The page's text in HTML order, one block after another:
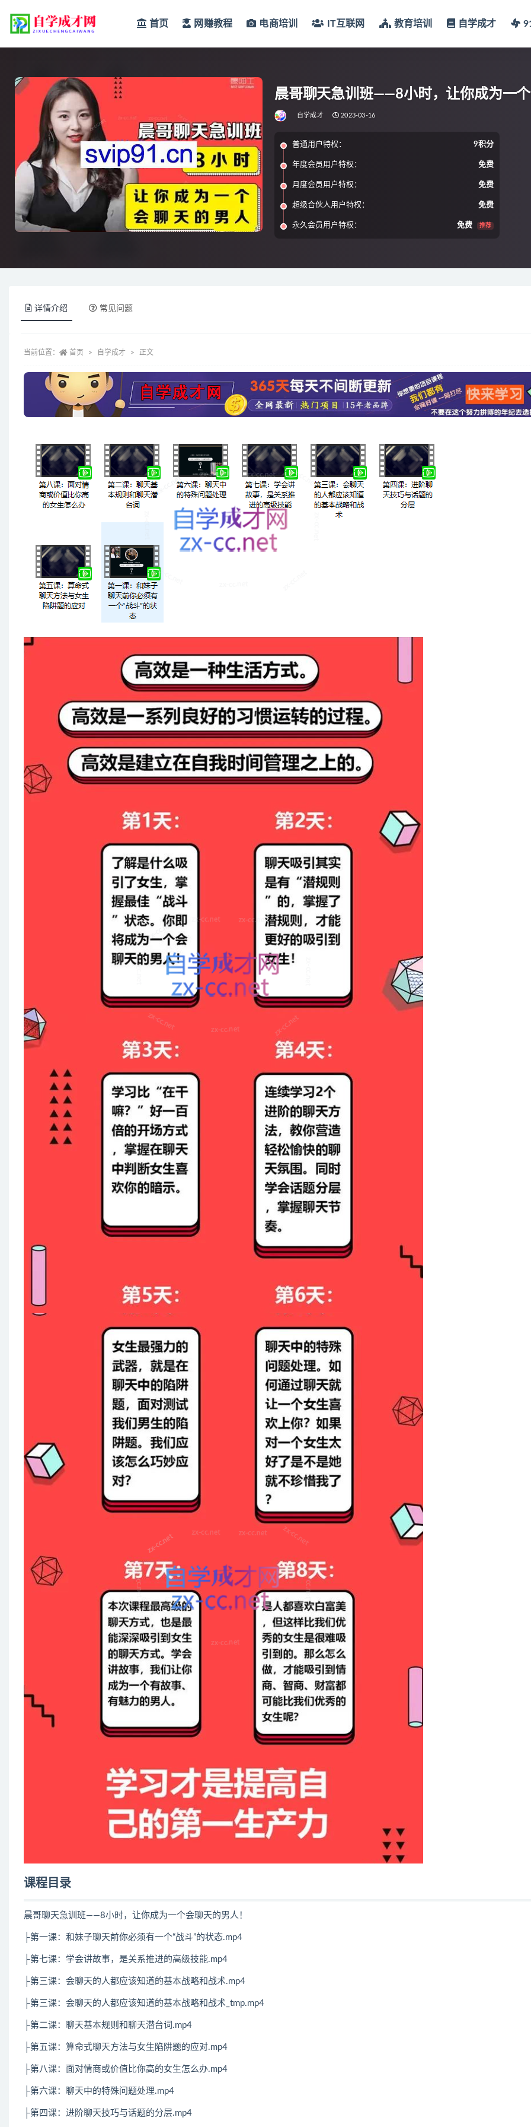
首页 网赚教程 电商培训 IT互联网 教育培训 自学成才
晨哥聊天急训班——8小时，让你成为一
自学成才 2023-03-16
普通用户特权： 9积分
年度会员用户特权： 免费
月度会员用户特权： 免费
超级合伙人用户特权： 免费
永久会员用户特权： 免费 推荐
详情介绍 常见问题
当前位置： 首页 自学成才 正文
课程目录
晨哥聊天急训班——8小时，让你成为一个会聊天的男人！
├第一课：和妹子聊天前你必须有一个“战斗”的状态.mp4
├第七课：学会讲故事，是关系推进的高级技能.mp4
├第三课：会聊天的人都应该知道的基本战略和战术.mp4
├第三课：会聊天的人都应该知道的基本战略和战术_tmp.mp4
├第二课：聊天基本规则和聊天潜台词.mp4
├第五课：算命式聊天方法与女生陷阱题的应对.mp4
├第八课：面对情商或价值比你高的女生怎么办.mp4
├第六课：聊天中的特殊问题处理.mp4
├第四课：进阶聊天技巧与话题的分层.mp4